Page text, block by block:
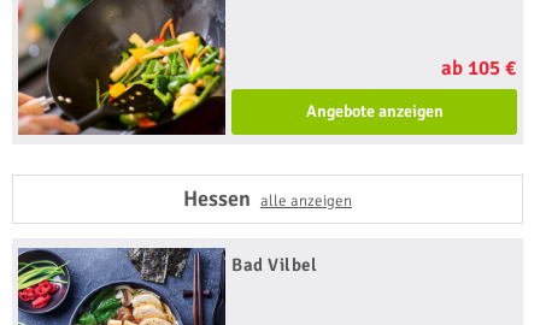
ab 105 €
Angebote anzeigen
Hessen alle anzeigen
Bad Vilbel